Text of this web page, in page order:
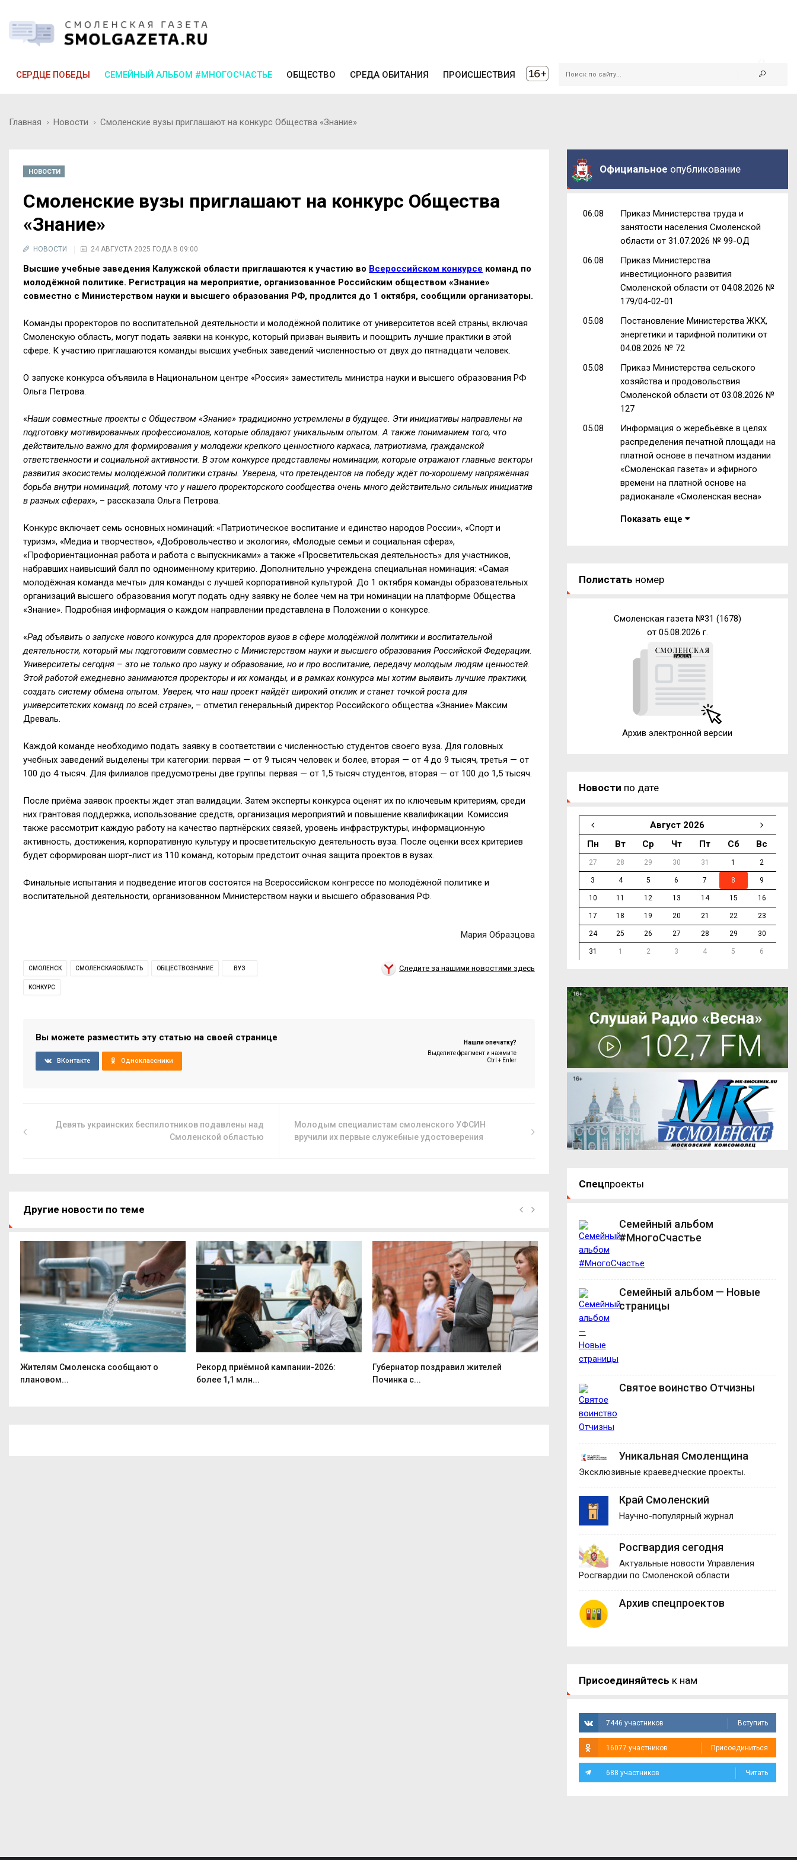
СЕРДЦЕ ПОБЕДЫ СЕМЕЙНЫЙ АЛЬБОМ #МНОГОСЧАСТЬЕ ОБЩЕСТВО СРЕДА ОБИТАНИЯ ПРОИСШЕСТВИЯ
Главная Новости Смоленские вузы приглашают на конкурс Общества «Знание»
НОВОСТИ
Смоленские вузы приглашают на конкурс Общества
«Знание»
НОВОСТИ 24 АВГУСТА 2025 ГОДА В 09:00
Высшие учебные заведения Калужской области приглашаются к участию во Всероссийском конкурсе команд по
молодёжной политике. Регистрация на мероприятие, организованное Российским обществом «Знание»
совместно с Министерством науки и высшего образования РФ, продлится до 1 октября, сообщили организаторы.
Команды проректоров по воспитательной деятельности и молодёжной политике от университетов всей страны, включая
Смоленскую область, могут подать заявки на конкурс, который призван выявить и поощрить лучшие практики в этой
сфере. К участию приглашаются команды высших учебных заведений численностью от двух до пятнадцати человек.
О запуске конкурса объявила в Национальном центре «Россия» заместитель министра науки и высшего образования РФ
Ольга Петрова.
«Наши совместные проекты с Обществом «Знание» традиционно устремлены в будущее. Эти инициативы направлены на
подготовку мотивированных профессионалов, которые обладают уникальным опытом. А также пониманием того, что
действительно важно для формирования у молодежи крепкого ценностного каркаса, патриотизма, гражданской
ответственности и социальной активности. В этом конкурсе представлены номинации, которые отражают главные векторы
развития экосистемы молодёжной политики страны. Уверена, что претендентов на победу ждёт по-хорошему напряжённая
борьба внутри номинаций, потому что у нашего проректорского сообщества очень много действительно сильных инициатив
в разных сферах», – рассказала Ольга Петрова.
Конкурс включает семь основных номинаций: «Патриотическое воспитание и единство народов России», «Спорт и
туризм», «Медиа и творчество», «Добровольчество и экология», «Молодые семьи и социальная сфера»,
«Профориентационная работа и работа с выпускниками» а также «Просветительская деятельность» для участников,
набравших наивысший балл по одноименному критерию. Дополнительно учреждена специальная номинация: «Самая
молодёжная команда мечты» для команды с лучшей корпоративной культурой. До 1 октября команды образовательных
организаций высшего образования могут подать одну заявку не более чем на три номинации на платформе Общества
«Знание». Подробная информация о каждом направлении представлена в Положении о конкурсе.
«Рад объявить о запуске нового конкурса для проректоров вузов в сфере молодёжной политики и воспитательной
деятельности, который мы подготовили совместно с Министерством науки и высшего образования Российской Федерации.
Университеты сегодня – это не только про науку и образование, но и про воспитание, передачу молодым людям ценностей.
Этой работой ежедневно занимаются проректоры и их команды, и в рамках конкурса мы хотим выявить лучшие практики,
создать систему обмена опытом. Уверен, что наш проект найдёт широкий отклик и станет точкой роста для
университетских команд по всей стране», – отметил генеральный директор Российского общества «Знание» Максим
Древаль.
Каждой команде необходимо подать заявку в соответствии с численностью студентов своего вуза. Для головных
учебных заведений выделены три категории: первая — от 9 тысяч человек и более, вторая — от 4 до 9 тысяч, третья — от
100 до 4 тысяч. Для филиалов предусмотрены две группы: первая — от 1,5 тысяч студентов, вторая — от 100 до 1,5 тысяч.
После приёма заявок проекты ждет этап валидации. Затем эксперты конкурса оценят их по ключевым критериям, среди
них грантовая поддержка, использование средств, организация мероприятий и повышение квалификации. Комиссия
также рассмотрит каждую работу на качество партнёрских связей, уровень инфраструктуры, информационную
активность, достижения, корпоративную культуру и просветительскую деятельность вуза. После оценки всех критериев
будет сформирован шорт-лист из 110 команд, которым предстоит очная защита проектов в вузах.
Финальные испытания и подведение итогов состоятся на Всероссийском конгрессе по молодёжной политике и
воспитательной деятельности, организованном Министерством науки и высшего образования РФ.
Мария Образцова
СМОЛЕНСК СМОЛЕНСКАЯОБЛАСТЬ ОБЩЕСТВОЗНАНИЕ ВУЗ
КОНКУРС
Следите за нашими новостями здесь
Вы можете разместить эту статью на своей странице
ВКонтакте Одноклассники
Нашли опечатку?
Выделите фрагмент и нажмите
Ctrl + Enter
Девять украинских беспилотников подавлены над
Смоленской областью
Молодым специалистам смоленского УФСИН
вручили их первые служебные удостоверения
Другие новости по теме
Жителям Смоленска сообщают о
плановом...
Рекорд приёмной кампании-2026:
более 1,1 млн...
Губернатор поздравил жителей
Починка с...
Официальное опубликование
06.08
Приказ Министерства труда и
занятости населения Смоленской
области от 31.07.2026 № 99-ОД
06.08
Приказ Министерства
инвестиционного развития
Смоленской области от 04.08.2026 №
179/04-02-01
05.08
Постановление Министерства ЖКХ,
энергетики и тарифной политики от
04.08.2026 № 72
05.08
Приказ Министерства сельского
хозяйства и продовольствия
Смоленской области от 03.08.2026 №
127
05.08
Информация о жеребьёвке в целях
распределения печатной площади на
платной основе в печатном издании
«Смоленская газета» и эфирного
времени на платной основе на
радиоканале «Смоленская весна»
Показать еще
Полистать номер
Смоленская газета №31 (1678)
от 05.08.2026 г.
Архив электронной версии
Новости по дате
Август 2026
Пн
Вт Ср Чт Пт Сб Вс
27 28 29 30 31 1 2
3 4 5 6 7 8 9
10 11 12 13 14 15 16
17 18 19 20 21 22 23
24 25 26 27 28 29 30
31 1 2 3 4 5 6
Спецпроекты
Семейный альбом
#МногоСчастье
Семейный альбом — Новые
страницы
Святое воинство Отчизны
Уникальная Смоленщина
Эксклюзивные краеведческие проекты.
Край Смоленский
Научно-популярный журнал
Росгвардия сегодня
Актуальные новости Управления
Росгвардии по Смоленской области
Архив спецпроектов
Присоединяйтесь к нам
7446 участников Вступить
16077 участников Присоединиться
688 участников Читать